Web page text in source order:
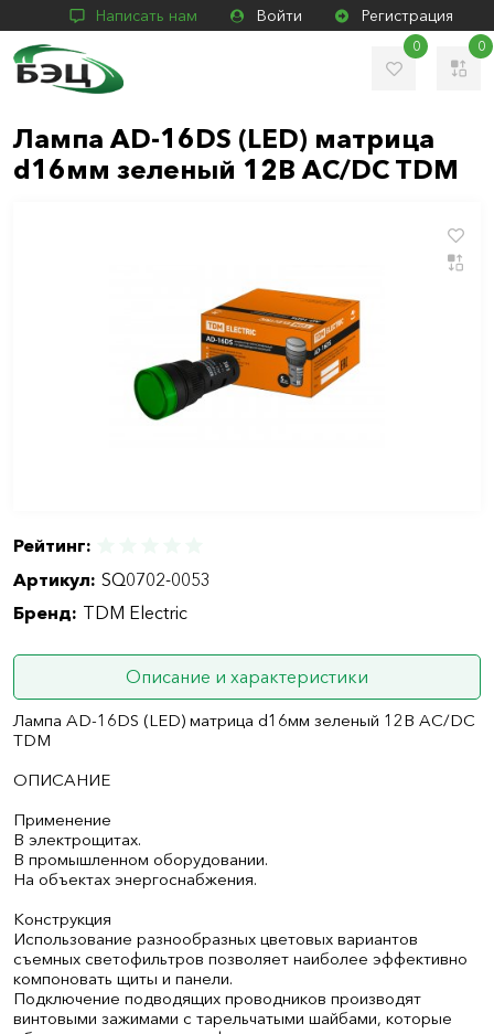
Написать нам Войти Регистрация
0 0
Лампа AD-16DS (LED) матрица
d16мм зеленый 12В AC/DC TDM
Рейтинг:
Артикул: SQ0702-0053
Бренд: TDM Electric
Описание и характеристики
Лампа AD-16DS (LED) матрица d16мм зеленый 12В AC/DC
TDM
ОПИСАНИЕ
Применение
В электрощитах.
В промышленном оборудовании.
На объектах энергоснабжения.
Конструкция
Использование разнообразных цветовых вариантов
съемных светофильтров позволяет наиболее эффективно
компоновать щиты и панели.
Подключение подводящих проводников производят
винтовыми зажимами с тарельчатыми шайбами, которые